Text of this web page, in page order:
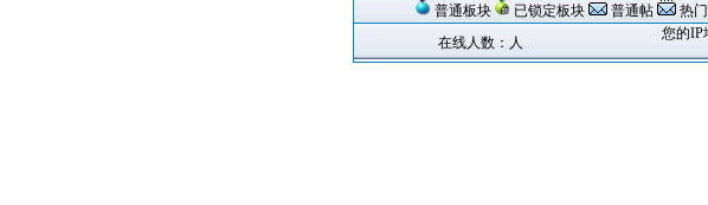
普通板块 已锁定板块 普通帖 热
在线人数：人
您的IP